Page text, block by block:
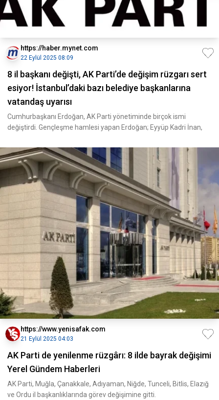
https://haber.mynet.com
22 Eylül 2025 08:09
8 il başkanı değişti, AK Parti’de değişim rüzgarı sert
esiyor! İstanbul’daki bazı belediye başkanlarına
vatandaş uyarısı
Cumhurbaşkanı Erdoğan, AK Parti yönetiminde birçok ismi
değiştirdi. Gençleşme hamlesi yapan Erdoğan; Eyyüp Kadri İnan,
https://www.yenisafak.com
21 Eylül 2025 04:03
AK Parti de yenilenme rüzgârı: 8 ilde bayrak değişimi
Yerel Gündem Haberleri
AK Parti, Muğla, Çanakkale, Adıyaman, Niğde, Tunceli, Bitlis, Elazığ
ve Ordu il başkanlıklarında görev değişimine gitti.